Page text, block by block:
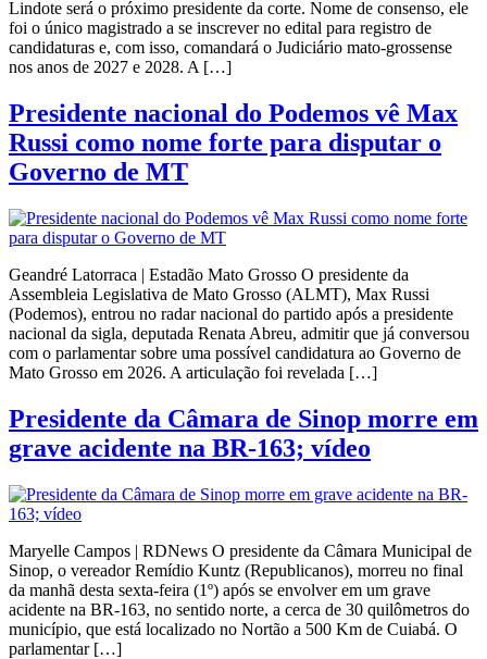
Lindote será o próximo presidente da corte. Nome de consenso, ele
foi o único magistrado a se inscrever no edital para registro de
candidaturas e, com isso, comandará o Judiciário mato-grossense
nos anos de 2027 e 2028. A […]
Presidente nacional do Podemos vê Max
Russi como nome forte para disputar o
Governo de MT
Geandré Latorraca | Estadão Mato Grosso O presidente da
Assembleia Legislativa de Mato Grosso (ALMT), Max Russi
(Podemos), entrou no radar nacional do partido após a presidente
nacional da sigla, deputada Renata Abreu, admitir que já conversou
com o parlamentar sobre uma possível candidatura ao Governo de
Mato Grosso em 2026. A articulação foi revelada […]
Presidente da Câmara de Sinop morre em
grave acidente na BR-163; vídeo
Maryelle Campos | RDNews O presidente da Câmara Municipal de
Sinop, o vereador Remídio Kuntz (Republicanos), morreu no final
da manhã desta sexta-feira (1º) após se envolver em um grave
acidente na BR-163, no sentido norte, a cerca de 30 quilômetros do
município, que está localizado no Nortão a 500 Km de Cuiabá. O
parlamentar […]